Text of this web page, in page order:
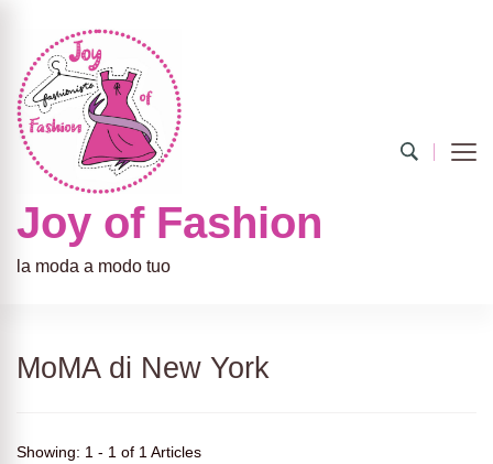
Joy of Fashion
la moda a modo tuo
MoMA di New York
Showing: 1 - 1 of 1 Articles